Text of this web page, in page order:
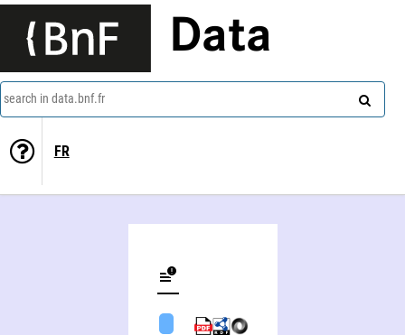
Data
search in data.bnf.fr
FR